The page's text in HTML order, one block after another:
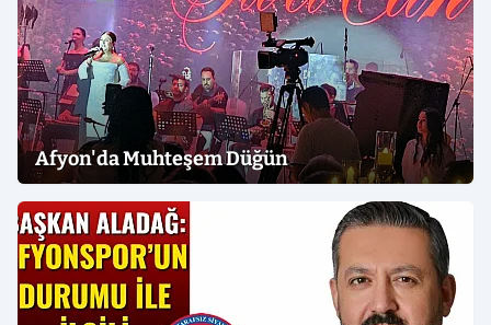
Afyon'da Muhteşem Düğün